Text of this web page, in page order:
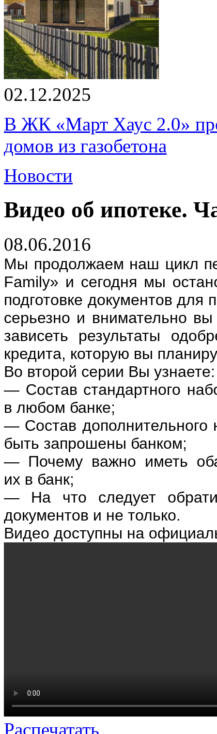
02.12.2025
В ЖК «Март Хаус 2.0»
домов из газобетона
Новости
Видео об ипотеке.
08.06.2016
Мы продолжаем наш цикл
Family» и сегодня мы
подготовке документов для
серьезно и внимательно
зависеть результаты
кредита, которую вы
Во второй серии Вы узнаете:
— Состав стандартного
в любом банке;
— Состав дополнительного
быть запрошены банком;
— Почему важно иметь
их в банк;
— На что следует
документов и не только.
Видео доступны на
Распечатать